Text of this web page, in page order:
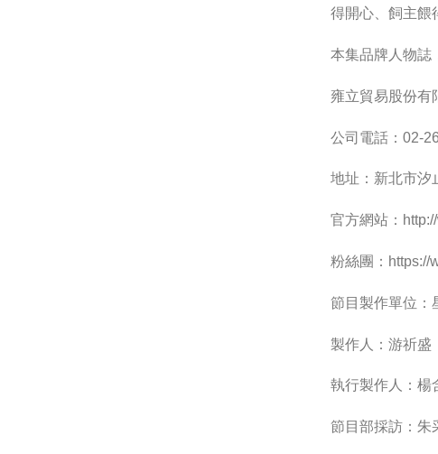
得開心、飼主餵
本集品牌人物誌
雍立貿易股份有
公司電話：02-
地址：新北市汐
官方網站：
粉絲團：https://
節目製作單位：
製作人：游祈盛
執行製作人：楊
節目部採訪：朱